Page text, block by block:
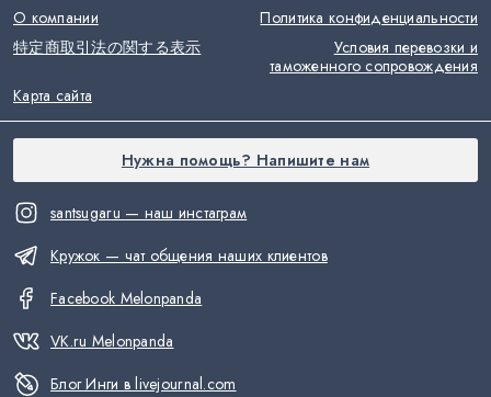
santsugaru — наш инстаграм
Кружок — чат общения наших клиентов
Facebook Melonpanda
VK.ru Melonpanda
Блог Инги в livejournal.com
О компании
Политика конфиденциальности
特定商取引法の関する表示
Условия перевозки и
таможенного сопровождения
Карта сайта
Нужна помощь? Напишите нам